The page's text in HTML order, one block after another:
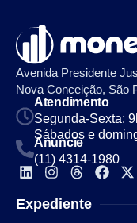
Avenida Presidente
Nova Conceição, São
Atendimento
Segunda-Sexta:
Sábados e
Anuncie
(11) 4314-1980
Expediente